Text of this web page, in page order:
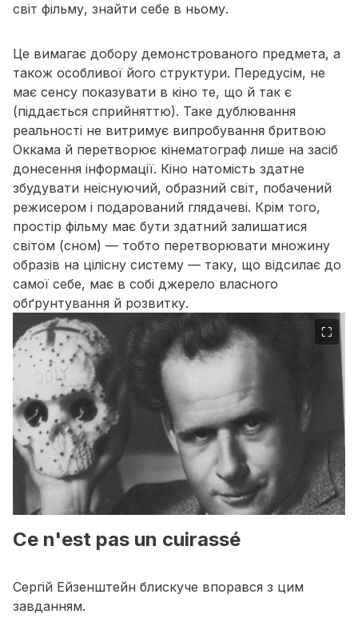
світ фільму, знайти себе в ньому.
Це вимагає добору демонстрованого предмета, а
також особливої його структури. Передусім, не
має сенсу показувати в кіно те, що й так є
(піддається сприйняттю). Таке дублювання
реальності не витримує випробування бритвою
Оккама й перетворює кінематограф лише на засіб
донесення інформації. Кіно натомість здатне
збудувати неіснуючий, образний світ, побачений
режисером і подарований глядачеві. Крім того,
простір фільму має бути здатний залишатися
світом (сном) — тобто перетворювати множину
образів на цілісну систему — таку, що відсилає до
самої себе, має в собі джерело власного
обґрунтування й розвитку.
⛶
Ce n'est pas un cuirassé
Сергій Ейзенштейн блискуче впорався з цим
завданням.